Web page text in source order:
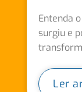
Entenda
surgiu e
Ler